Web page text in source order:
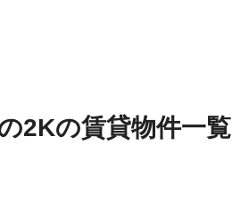
2Kの賃貸物件一覧